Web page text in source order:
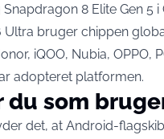
8 Elite Gen 5 i
Ultra bruger chippen
iQOO, Nubia, OPPO,
adopteret platformen.
som
det, at Android-